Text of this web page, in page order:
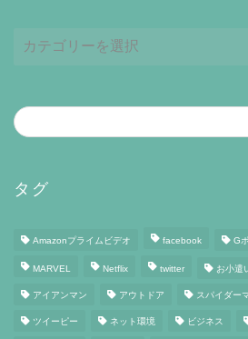
テ
ー
タグ
Amazonプライムビデオ facebook G
MARVEL Netflix twitter お小遣
アイアンマン アウトドア スパイダー
ツイーピー ネット環境 ビジネス